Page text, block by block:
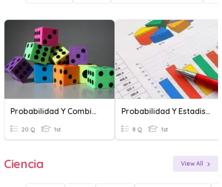
Probabilidad Y Combinatoria
20 Q 1st
Probabilidad Y Estadistica
8 Q 1st
Ciencia View All